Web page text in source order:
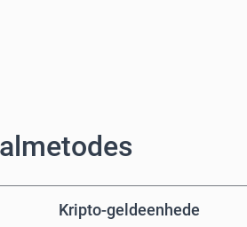
Kripto-geldeenhede